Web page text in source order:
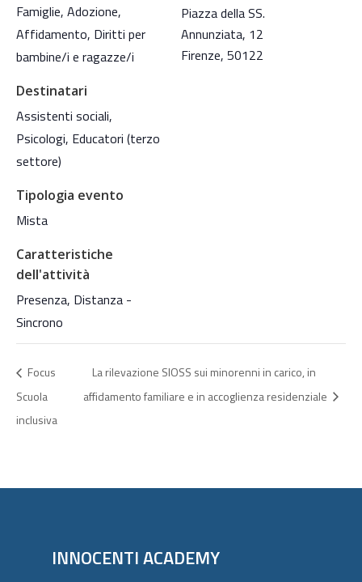
Piazza della SS.
Annunziata, 12
Firenze, 50122
Famiglie, Adozione,
Affidamento, Diritti per
bambine/i e ragazze/i
Destinatari
Assistenti sociali,
Psicologi, Educatori (terzo
settore)
Tipologia evento
Mista
Caratteristiche
dell'attività
Presenza, Distanza -
Sincrono
Focus
Scuola
inclusiva
La rilevazione SIOSS sui minorenni in carico, in
affidamento familiare e in accoglienza residenziale
INNOCENTI ACADEMY